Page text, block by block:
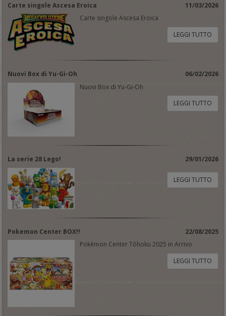
Carte singole Ascesa Eroica
11/03/2026
Carte singole Ascesa Eroica
LEGGI TUTTO
Nuovi Box di Yu-Gi-Oh
06/02/2026
Nuovi Box di Yu-Gi-Oh
LEGGI TUTTO
La serie 28 Lego! 29/01/2026
LEGGI TUTTO
Pokemon Center BOX!!
22/08/2025
Pokémon Center Tōhoku 2025 in Arrivo
LEGGI TUTTO